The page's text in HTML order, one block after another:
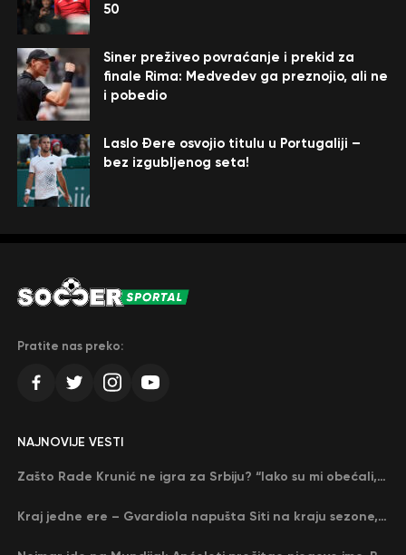
50
Siner preživeo povraćanje i prekid za
finale Rima: Medvedev ga preznojio, ali ne
i pobedio
Laslo Đere osvojio titulu u Portugaliji –
bez izgubljenog seta!
Pratite nas preko:
NAJNOVIJE VESTI
Zašto Rade Krunić ne igra za Srbiju? “Iako su mi obećali, niko me nije zvao…”
Kraj jedne ere – Gvardiola napušta Siti na kraju sezone, menja ga njegov nekadašnji rival